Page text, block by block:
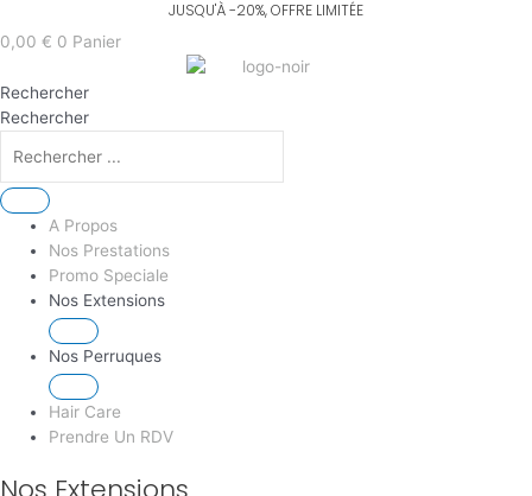
au
0,00 € 0 Panier
Rechercher
Rechercher
A Propos
Nos Prestations
Promo Speciale
Nos Extensions
Nos Perruques
Hair Care
Prendre Un RDV